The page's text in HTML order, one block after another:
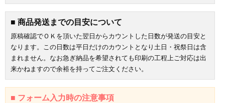
■ 商品発送までの目安について
原稿確認でＯＫを頂いた翌日からカウントした日数が発送の目安と
なります。この日数は平日だけのカウントとなり土日・祝祭日は含
まれません。なお急ぎ納品を希望されても印刷の工程上ご対応は出
来かねますので余裕を持ってご注文ください。
■ フォーム入力時の注意事項